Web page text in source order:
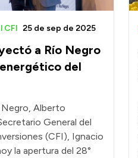
a Río Negro
del
CFI 25 de sep de 2025
Negro, Alberto
General del
(CFI), Ignacio
la apertura del 28°